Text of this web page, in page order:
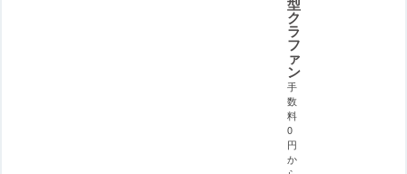
ク
ラ
フ
ァ
ン
手
数
料
0
円
か